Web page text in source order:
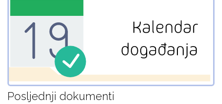
Posljednji dokumenti